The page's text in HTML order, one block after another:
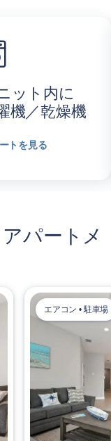
ット内に
機／乾燥機
トを見る
パートメ
エアコン • 駐車場